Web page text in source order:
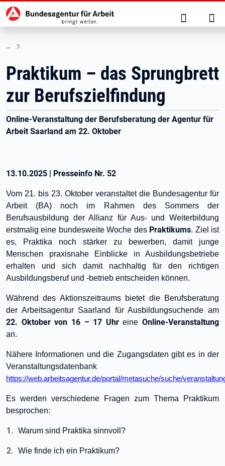
zu den Hauptinhalten springen
Hauptnavigation Suche
Praktikum – das Sprungbrett
zur Berufszielfindung
Online-Veranstaltung der Berufsberatung der Agentur für
Arbeit Saarland am 22. Oktober
13.10.2025 | Presseinfo Nr. 52
Vom 21. bis 23. Oktober veranstaltet die Bundesagentur für
Arbeit (BA) noch im Rahmen des Sommers der
Berufsausbildung der Allianz für Aus- und Weiterbildung
erstmalig eine bundesweite Woche des Praktikums. Ziel ist
es, Praktika noch stärker zu bewerben, damit junge
Menschen praxisnahe Einblicke in Ausbildungsbetriebe
erhalten und sich damit nachhaltig für den richtigen
Ausbildungsberuf und -betrieb entscheiden können.
Während des Aktionszeitraums bietet die Berufsberatung
der Arbeitsagentur Saarland für Ausbildungsuchende am
22. Oktober von 16 – 17 Uhreine Online-Veranstaltung
an.
Nähere Informationen und die Zugangsdaten gibt es in der
Veranstaltungsdatenbank
https://web.arbeitsagentur.de/portal/metasuche/suche/
Es werden verschiedene Fragen zum Thema Praktikum
besprochen:
Warum sind Praktika sinnvoll?
Wie finde ich ein Praktikum?